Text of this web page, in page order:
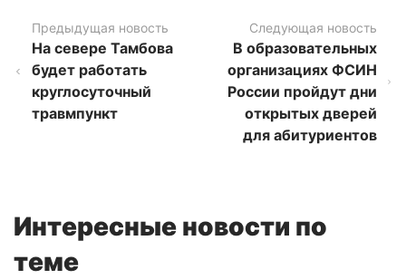
Предыдущая новость
На севере Тамбова
будет работать
круглосуточный
травмпункт
Следующая новость
В образовательных
организациях ФСИН
России пройдут дни
открытых дверей
для абитуриентов
Интересные новости по
теме